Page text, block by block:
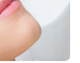
migliorare il
del viso.